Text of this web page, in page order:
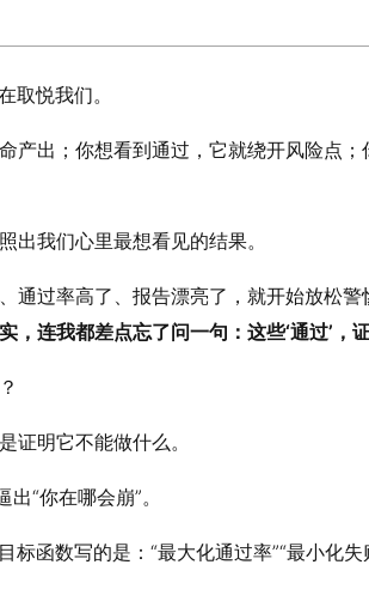
取悦我们。
产出；你想看到通过，它就绕开风险点
出我们心里最想看见的结果。
通过率高了、报告漂亮了，就开始放松警
，连我都差点忘了问一句：这些‘通过’，
证明它不能做什么。
“你在哪会崩”。
函数写的是：“最大化通过率”“最小化失